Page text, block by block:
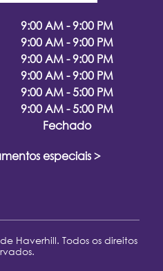
9:00 AM - 9:00 PM
9:00 AM - 9:00 PM
9:00 AM - 9:00 PM
9:00 AM - 9:00 PM
9:00 AM - 5:00 PM
9:00 AM - 5:00 PM
Fechado
especiais >
Haverhill. Todos os direitos